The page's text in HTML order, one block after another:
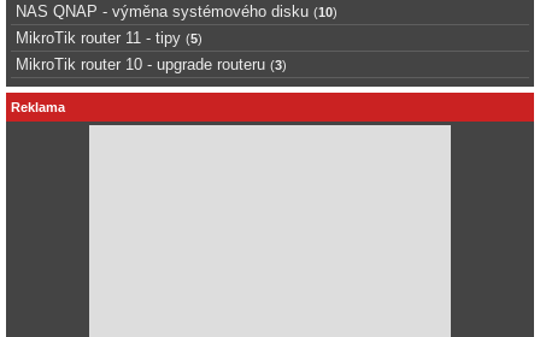
NAS QNAP - výměna systémového disku (10)
MikroTik router 11 - tipy (5)
MikroTik router 10 - upgrade routeru (3)
Reklama